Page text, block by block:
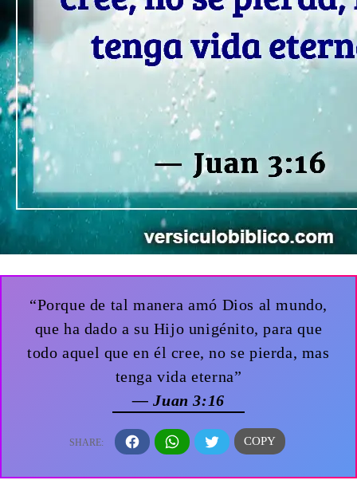
“Porque de tal manera amó Dios al mundo,
que ha dado a su Hijo unigénito, para que
todo aquel que en él cree, no se pierda, mas
tenga vida eterna”
— Juan 3:16